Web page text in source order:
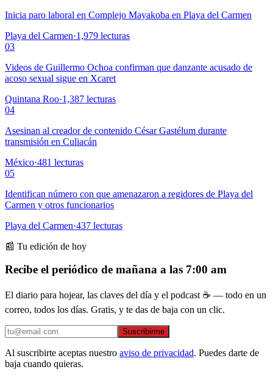
Inicia paro laboral en Complejo Mayakoba en Playa del Carmen
Playa del Carmen·1,979 lecturas
03
Videos de Guillermo Ochoa confirman que danzante acusado de
acoso sexual sigue en Xcaret
Quintana Roo·1,387 lecturas
04
Asesinan al creador de contenido César Gastélum durante
transmisión en Culiacán
México·481 lecturas
05
Identifican número con que amenazaron a regidores de Playa del
Carmen y otros funcionarios
Playa del Carmen·437 lecturas
📰 Tu edición de hoy
Recibe el periódico de mañana a las 7:00 am
El diario para hojear, las claves del día y el podcast ☕ — todo en un
correo, todos los días. Gratis, y te das de baja con un clic.
Suscribirme
Al suscribirte aceptas nuestro aviso de privacidad. Puedes darte de
baja cuando quieras.